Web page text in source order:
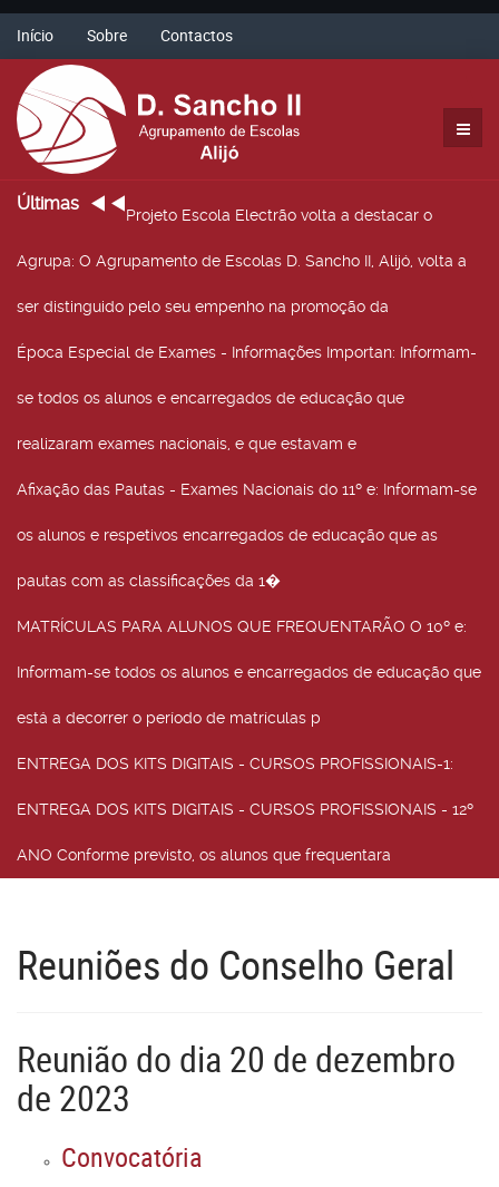
Início Sobre Contactos
Últimas
Projeto Escola Electrão volta a destacar o
Agrupa: O Agrupamento de Escolas D. Sancho II, Alijó, volta a
ser distinguido pelo seu empenho na promoção da
Época Especial de Exames - Informações Importan: Informam-
se todos os alunos e encarregados de educação que
realizaram exames nacionais, e que estavam e
Afixação das Pautas - Exames Nacionais do 11º e: Informam-se
os alunos e respetivos encarregados de educação que as
pautas com as classificações da 1�
MATRÍCULAS PARA ALUNOS QUE FREQUENTARÃO O 10º e:
Informam-se todos os alunos e encarregados de educação que
está a decorrer o período de matrículas p
ENTREGA DOS KITS DIGITAIS - CURSOS PROFISSIONAIS-1:
ENTREGA DOS KITS DIGITAIS - CURSOS PROFISSIONAIS - 12º
ANO Conforme previsto, os alunos que frequentara
Reuniões do Conselho Geral
Reunião do dia 20 de dezembro
de 2023
Convocatória